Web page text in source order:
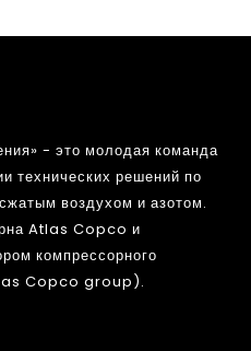
- это молодая команда
технических решений по
воздухом и азотом.
Atlas Copco и
компрессорного
Copco group).